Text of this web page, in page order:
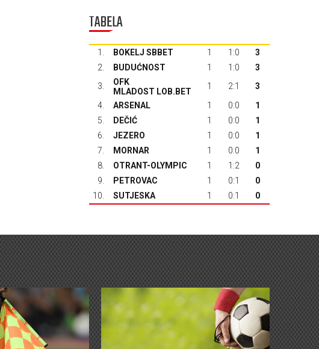
TABELA
1. BOKELJ SBBET 1 1:0
3
2.
BUDUĆNOST 1 1:0
3
3.
OFK
MLADOST LOB.BET
1 2:1
3
4.
ARSENAL 1 0:0
1
5.
DEČIĆ 1 0:0
1
6.
JEZERO 1 0:0
1
7.
MORNAR 1 0:0
1
8.
OTRANT-OLYMPIC 1 1:2
0
9.
PETROVAC 1 0:1
0
10.
SUTJESKA 1 0:1 0